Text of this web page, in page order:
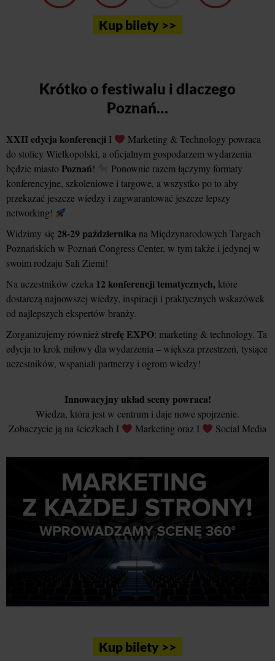
Kup bilety >>
Krótko o festiwalu i dlaczego
Poznań…
XXII edycja konferencji I
Marketing & Technology powraca
do stolicy Wielkopolski, a oficjalnym gospodarzem wydarzenia
będzie miasto Poznań!
Ponownie razem łączymy formaty
konferencyjne, szkoleniowe i targowe, a wszystko po to aby
przekazać jeszcze wiedzy i zagwarantować jeszcze lepszy
networking!
Widzimy się28-29 października na Międzynarodowych Targach
Poznańskich w Poznań Congress Center, w tym także i jedynej w
swoim rodzaju Sali Ziemi!
Na uczestników czeka 12 konferencji tematycznych, które
dostarczą najnowszej wiedzy, inspiracji i praktycznych wskazówek
od najlepszych ekspertów branży.
Zorganizujemy równieżstrefę EXPO: marketing & technology. Ta
edycja to krok milowy dla wydarzenia – większa przestrzeń, tysiące
uczestników, wspaniali partnerzy i ogrom wiedzy!
Innowacyjny układ sceny powraca!
Wiedza, która jest w centrum i daje nowe spojrzenie.
Zobaczycie ją na ścieżkach I
Marketing oraz I Social Media
Kup bilety >>